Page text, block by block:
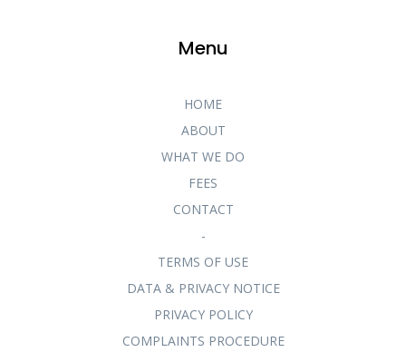
Menu
HOME
ABOUT
WHAT WE DO
FEES
CONTACT
-
TERMS OF USE
DATA & PRIVACY NOTICE
PRIVACY POLICY
COMPLAINTS PROCEDURE